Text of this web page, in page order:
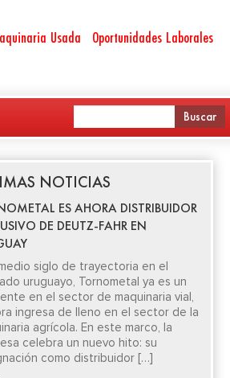
Usada Oportunidades Laborales
NOTICIAS
ES AHORA DISTRIBUIDOR
DE DEUTZ-FAHR EN
siglo de trayectoria en el
uruguayo, Tornometal ya es un
en el sector de maquinaria vial,
ingresa de lleno en el sector de la
agrícola. En este marco, la
celebra un nuevo hito: su
como distribuidor […]